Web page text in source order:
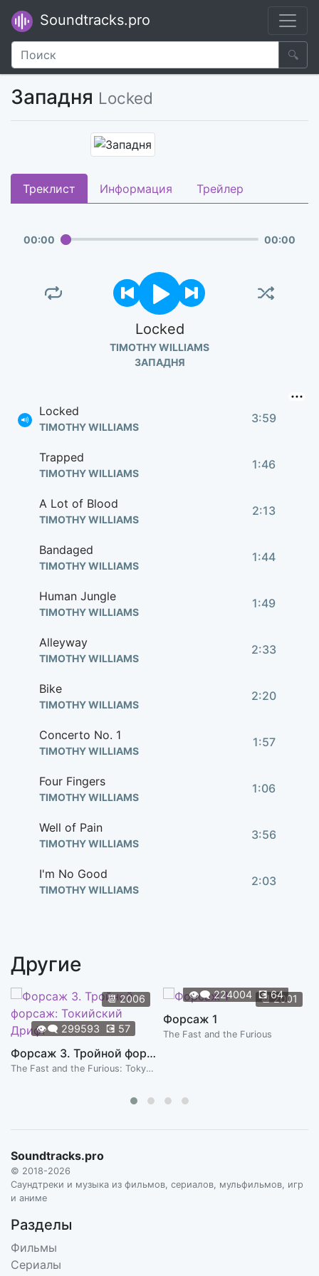
Soundtracks.pro
🔍
Западня Locked
Треклист Информация Трейлер
00:00 00:00
Locked
TIMOTHY WILLIAMS
ЗАПАДНЯ
Locked
TIMOTHY WILLIAMS
3:59
Trapped
TIMOTHY WILLIAMS
1:46
A Lot of Blood
TIMOTHY WILLIAMS
2:13
Bandaged
TIMOTHY WILLIAMS
1:44
Human Jungle
TIMOTHY WILLIAMS
1:49
Alleyway
TIMOTHY WILLIAMS
2:33
Bike
TIMOTHY WILLIAMS
2:20
Concerto No. 1
TIMOTHY WILLIAMS
1:57
Four Fingers
TIMOTHY WILLIAMS
1:06
Well of Pain
TIMOTHY WILLIAMS
3:56
I'm No Good
TIMOTHY WILLIAMS
2:03
Meeting William
Glove Box
TIMOTHY WILLIAMS
Scheherazade
TIMOTHY WILLIAMS
Emma Would Be Ashamed
Dolus On Fire
TIMOTHY WILLIAMS
Wait Like Everyone Else
Другие
📆2006
👁️‍🗨️ 299593 💽 57
Форсаж 3. Тройной форсаж: Токийский Дрифт
The Fast and the Furious: Tokyo Drift
📆2001
👁️‍🗨️224004 💽64
Форсаж 1
The Fast and the Furious
Soundtracks.pro
© 2018-2026
Саундтреки и музыка из фильмов, сериалов, мульфильмов, игр
и аниме
Разделы
Фильмы
Сериалы